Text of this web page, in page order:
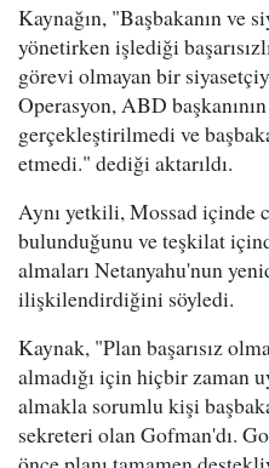
Kaynağın, "Başbakanın ve
yönetirken işlediği
görevi olmayan bir
Operasyon, ABD
gerçekleştirilmedi ve
etmedi." dediği aktarıldı.
Aynı yetkili, Mossad içinde
bulunduğunu ve teşkilat
almaları Netanyahu'nun
ilişkilendirdiğini söyledi.
Kaynak, "Plan başarısız
almadığı için hiçbir zaman
almakla sorumlu kişi
sekreteri olan Gofman'dı.